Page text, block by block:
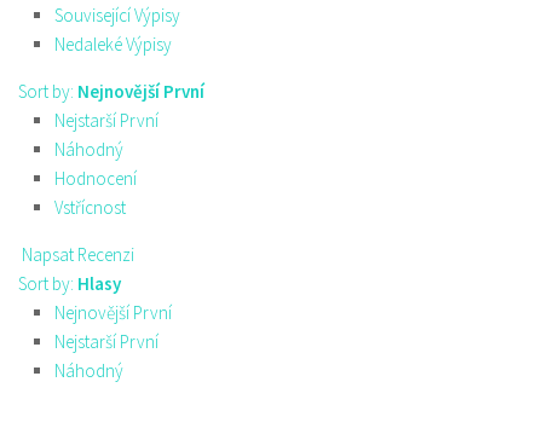
Související Výpisy
Nedaleké Výpisy
Sort by: Nejnovější První
Nejstarší První
Náhodný
Hodnocení
Vstřícnost
Napsat Recenzi
Sort by: Hlasy
Nejnovější První
Nejstarší První
Náhodný